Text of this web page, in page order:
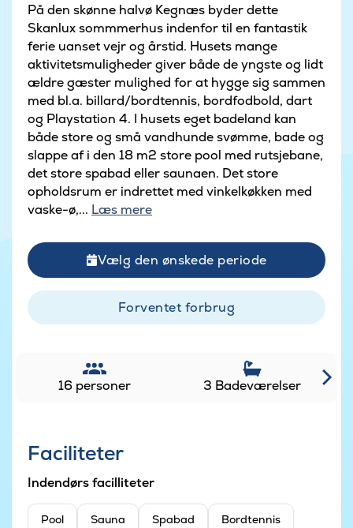
På den skønne halvø Kegnæs byder dette
Skanlux sommmerhus indenfor til en fantastik
ferie uanset vejr og årstid. Husets mange
aktivitetsmuligheder giver både de yngste og lidt
ældre gæster mulighed for at hygge sig sammen
med bl.a. billard/bordtennis, bordfodbold, dart
og Playstation 4. I husets eget badeland kan
både store og små vandhunde svømme, bade og
slappe af i den 18 m2 store pool med rutsjebane,
det store spabad eller saunaen. Det store
opholdsrum er indrettet med vinkelkøkken med
vaske-ø,... Læs mere
Vælg den ønskede periode
Forventet forbrug
16 personer 3 Badeværelser
Faciliteter
Indendørs facilliteter
Pool Sauna Spabad Bordtennis